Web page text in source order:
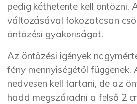
pedig kéthetente kell öntözni.
változásával fokozatosan
öntözési gyakoriságot.
Az öntözési igények
fény mennyiségétől függenek.
nedvesen kell tartani, de az
hadd megszáradni a felső 2